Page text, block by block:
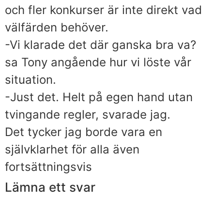
och fler konkurser är inte direkt vad
välfärden behöver.
-Vi klarade det där ganska bra va?
sa Tony angående hur vi löste vår
situation.
-Just det. Helt på egen hand utan
tvingande regler, svarade jag.
Det tycker jag borde vara en
självklarhet för alla även
fortsättningsvis
Lämna ett svar